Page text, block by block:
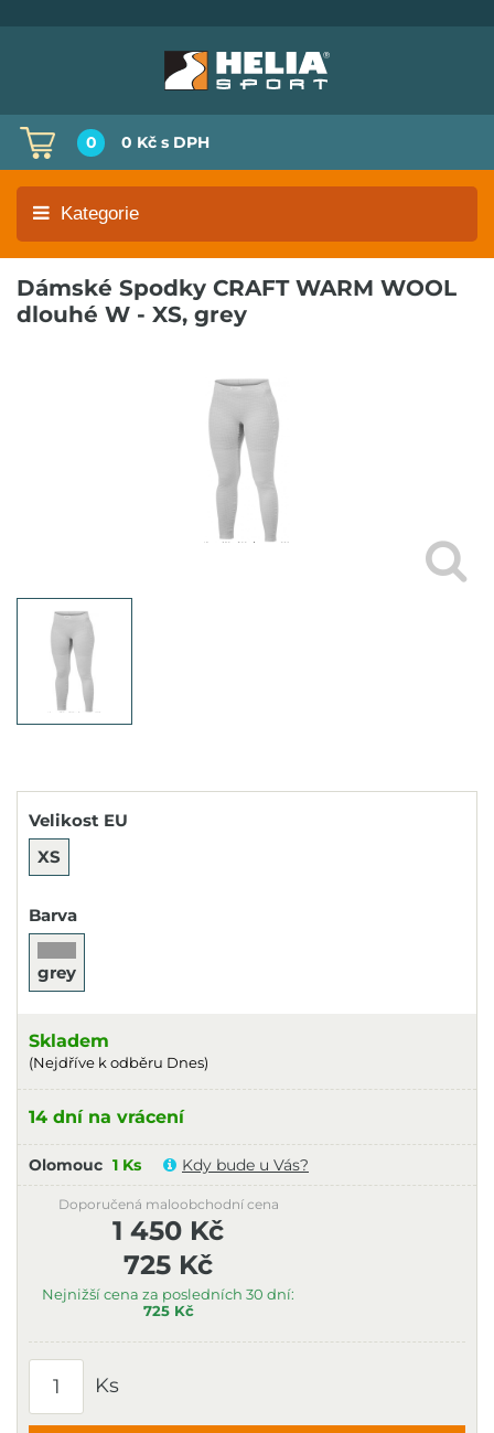
0 0 Kč s DPH
Kategorie
Dámské Spodky CRAFT WARM WOOL
dlouhé W - XS, grey
Velikost EU
XS
Barva
grey
Skladem
(Nejdříve k odběru Dnes)
14 dní na vrácení
Olomouc 1 Ks Kdy bude u Vás?
725 Kč
Nejnižší cena za posledních 30 dní:
725 Kč
Doporučená maloobchodní cena
1 450 Kč
Ks